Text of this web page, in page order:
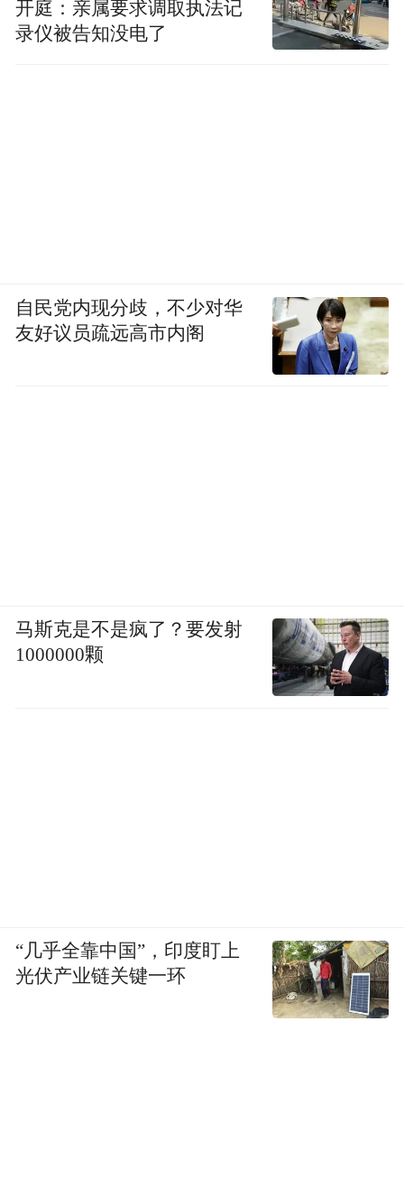
开庭：亲属要求调取执法记
录仪被告知没电了
自民党内现分歧，不少对华
友好议员疏远高市内阁
马斯克是不是疯了？要发射
1000000颗
“几乎全靠中国”，印度盯上
光伏产业链关键一环